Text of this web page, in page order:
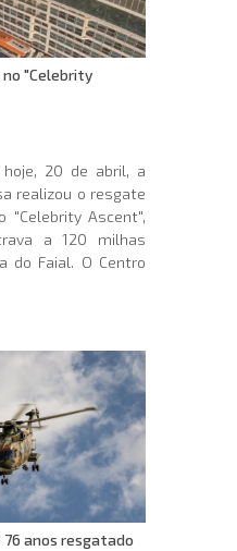
"Celebrity
20 de abril, a
realizou o resgate
"Celebrity Ascent",
a 120 milhas
do Faial. O Centro
76 anos resgatado